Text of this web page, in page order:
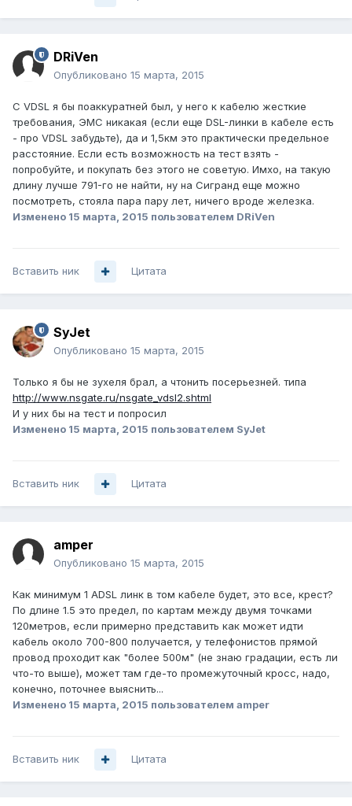
DRiVen
Опубликовано 15 марта, 2015
С VDSL я бы поаккуратней был, у него к кабелю жесткие
требования, ЭМС никакая (если еще DSL-линки в кабеле есть
- про VDSL забудьте), да и 1,5км это практически предельное
расстояние. Если есть возможность на тест взять -
попробуйте, и покупать без этого не советую. Имхо, на такую
длину лучше 791-го не найти, ну на Сигранд еще можно
посмотреть, стояла пара пару лет, ничего вроде железка.
Изменено 15 марта, 2015 пользователем DRiVen
Вставить ник Цитата
SyJet
Опубликовано 15 марта, 2015
Только я бы не зухеля брал, а чтонить посерьезней. типа
http://www.nsgate.ru/nsgate_vdsl2.shtml
И у них бы на тест и попросил
Изменено 15 марта, 2015 пользователем SyJet
Вставить ник Цитата
amper
Опубликовано 15 марта, 2015
Как минимум 1 ADSL линк в том кабеле будет, это все, крест?
По длине 1.5 это предел, по картам между двумя точками
120метров, если примерно представить как может идти
кабель около 700-800 получается, у телефонистов прямой
провод проходит как "более 500м" (не знаю градации, есть ли
что-то выше), может там где-то промежуточный кросс, надо,
конечно, поточнее выяснить...
Изменено 15 марта, 2015 пользователем amper
Вставить ник Цитата